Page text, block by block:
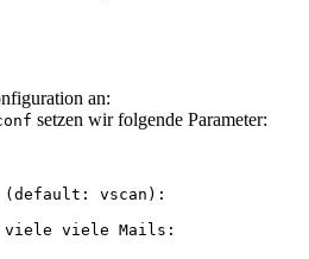
an:
setzen wir folgende Parameter:
(default: vscan):
viele viele Mails: